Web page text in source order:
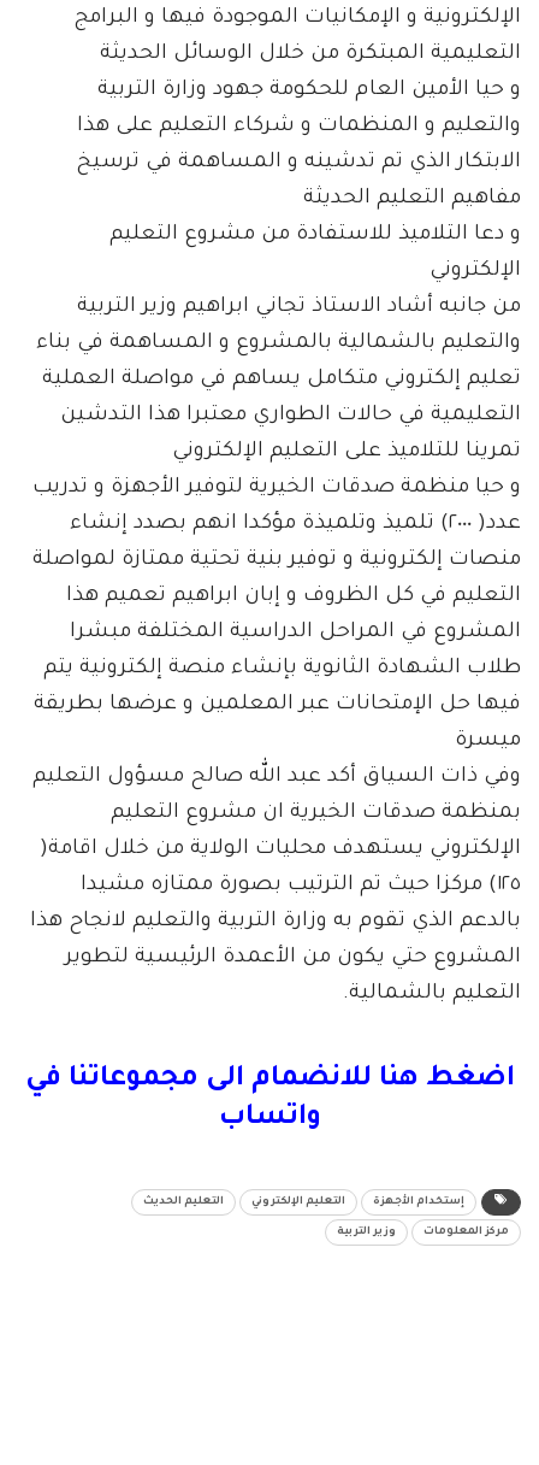
الإلكترونية و الإمكانيات الموجودة فيها و البرامج
التعليمية المبتكرة من خلال الوسائل الحديثة
و حيا الأمين العام للحكومة جهود وزارة التربية
والتعليم و المنظمات و شركاء التعليم على هذا
الابتكار الذي تم تدشينه و المساهمة في ترسيخ
مفاهيم التعليم الحديثة
و دعا التلاميذ للاستفادة من مشروع التعليم
الإلكتروني
من جانبه أشاد الاستاذ تجاني ابراهيم وزير التربية
والتعليم بالشمالية بالمشروع و المساهمة في بناء
تعليم إلكتروني متكامل يساهم في مواصلة العملية
التعليمية في حالات الطواري معتبرا هذا التدشين
تمرينا للتلاميذ على التعليم الإلكتروني
و حيا منظمة صدقات الخيرية لتوفير الأجهزة و تدريب
عدد( ٢٠٠٠) تلميذ وتلميذة مؤكدا انهم بصدد إنشاء
منصات إلكترونية و توفير بنية تحتية ممتازة لمواصلة
التعليم في كل الظروف و إبان ابراهيم تعميم هذا
المشروع في المراحل الدراسية المختلفة مبشرا
طلاب الشهادة الثانوية بإنشاء منصة إلكترونية يتم
فيها حل الإمتحانات عبر المعلمين و عرضها بطريقة
ميسرة
وفي ذات السياق أكد عبد الله صالح مسؤول التعليم
بمنظمة صدقات الخيرية ان مشروع التعليم
الإلكتروني يستهدف محليات الولاية من خلال اقامة(
١٢٥) مركزا حيث تم الترتيب بصورة ممتازه مشيدا
بالدعم الذي تقوم به وزارة التربية والتعليم لانجاح هذا
المشروع حتي يكون من الأعمدة الرئيسية لتطوير
التعليم بالشمالية.
اضغط هنا للانضمام الى مجموعاتنا في
واتساب
إستخدام الأجهزة التعليم الإلكتروني التعليم الحديث
مركز المعلومات وزير التربية